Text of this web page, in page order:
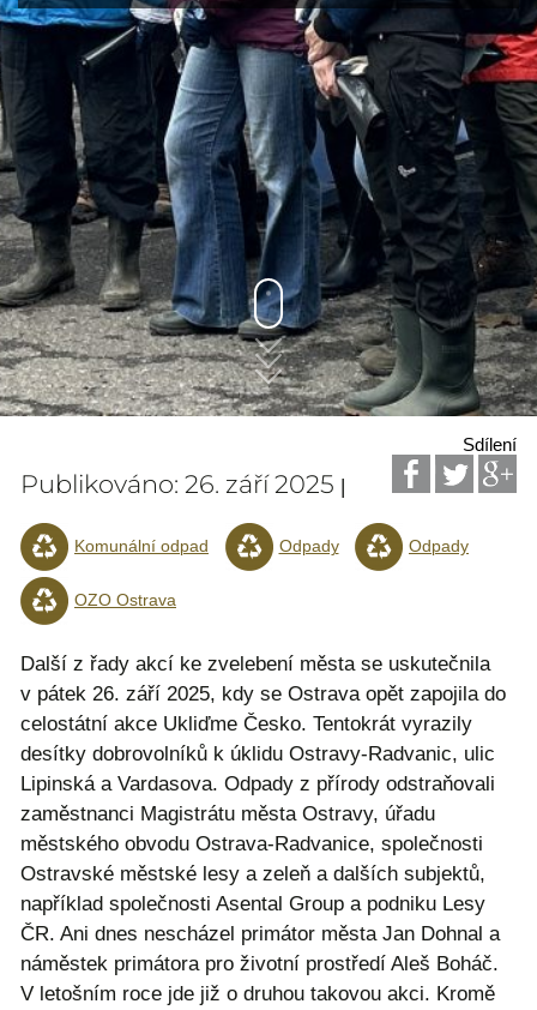
Sdílení
Publikováno: 26. září 2025 |
Komunální odpad Odpady Odpady
OZO Ostrava
Další z řady akcí ke zvelebení města se uskutečnila
v pátek 26. září 2025, kdy se Ostrava opět zapojila do
celostátní akce Ukliďme Česko. Tentokrát vyrazily
desítky dobrovolníků k úklidu Ostravy-Radvanic, ulic
Lipinská a Vardasova. Odpady z přírody odstraňovali
zaměstnanci Magistrátu města Ostravy, úřadu
městského obvodu Ostrava-Radvanice, společnosti
Ostravské městské lesy a zeleň a dalších subjektů,
například společnosti Asental Group a podniku Lesy
ČR. Ani dnes nescházel primátor města Jan Dohnal a
náměstek primátora pro životní prostředí Aleš Boháč.
V letošním roce jde již o druhou takovou akci. Kromě